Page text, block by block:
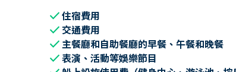
check住宿費用
check 交通費用
check主餐廳和自助餐廳的早餐、午餐和晚餐
check表演、活動等娛樂節目